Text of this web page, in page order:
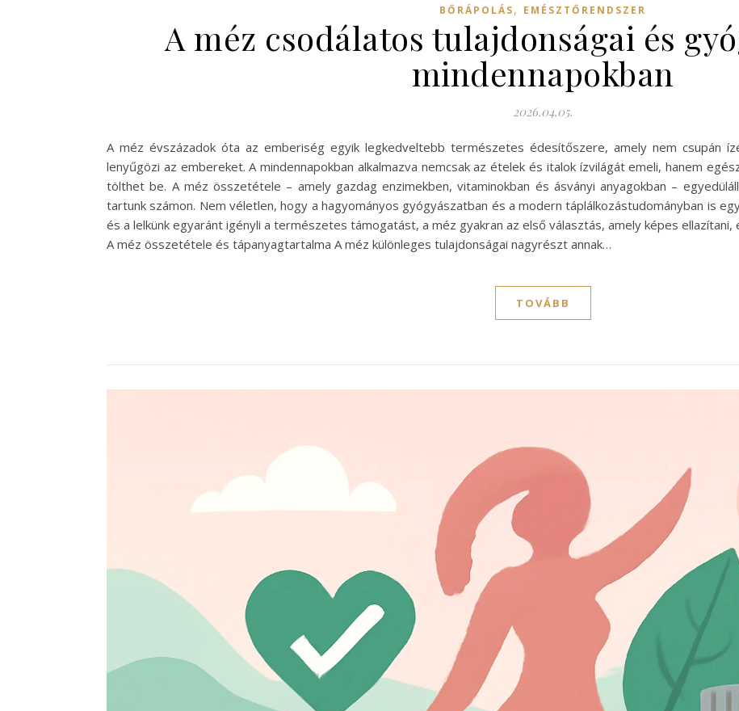
BŐRÁPOLÁS, EMÉSZTŐRENDSZER
A méz csodálatos tulajdonságai és
mindennapokban
2026.04.05.
A méz évszázadok óta az emberiség egyik legkedveltebb természetes édesítőszere, amely nem csupán
lenyűgözi az embereket. A mindennapokban alkalmazva nemcsak az ételek és italok ízvilágát emeli, hanem
tölthet be. A méz összetétele – amely gazdag enzimekben, vitaminokban és ásványi anyagokban –
tartunk számon. Nem véletlen, hogy a hagyományos gyógyászatban és a modern táplálkozástudományban is
és a lelkünk egyaránt igényli a természetes támogatást, a méz gyakran az első választás, amely képes
A méz összetétele és tápanyagtartalma A méz különleges tulajdonságai nagyrészt annak…
TOVÁBB